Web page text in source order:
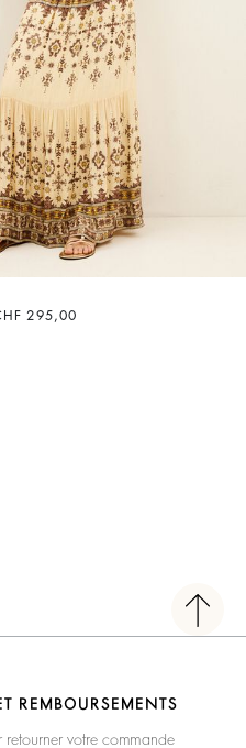
295,00
REMBOURSEMENTS
retourner votre commande